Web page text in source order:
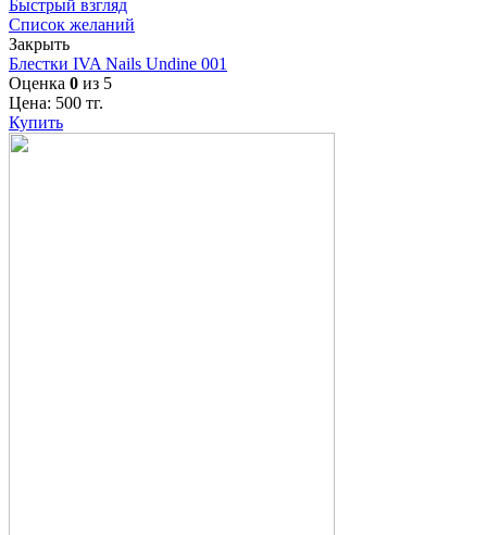
Быстрый взгляд
Список желаний
Закрыть
Блестки IVA Nails Undine 001
Оценка 0 из 5
Цена: 500 тг.
Купить